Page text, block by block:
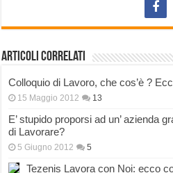
Articoli correlati
Colloquio di Lavoro, che cos’è ?
15 Maggio 2012 13
E’ stupido proporsi ad un’ azienda
di Lavorare?
5 Giugno 2012 5
Tezenis Lavora con Noi: ecco